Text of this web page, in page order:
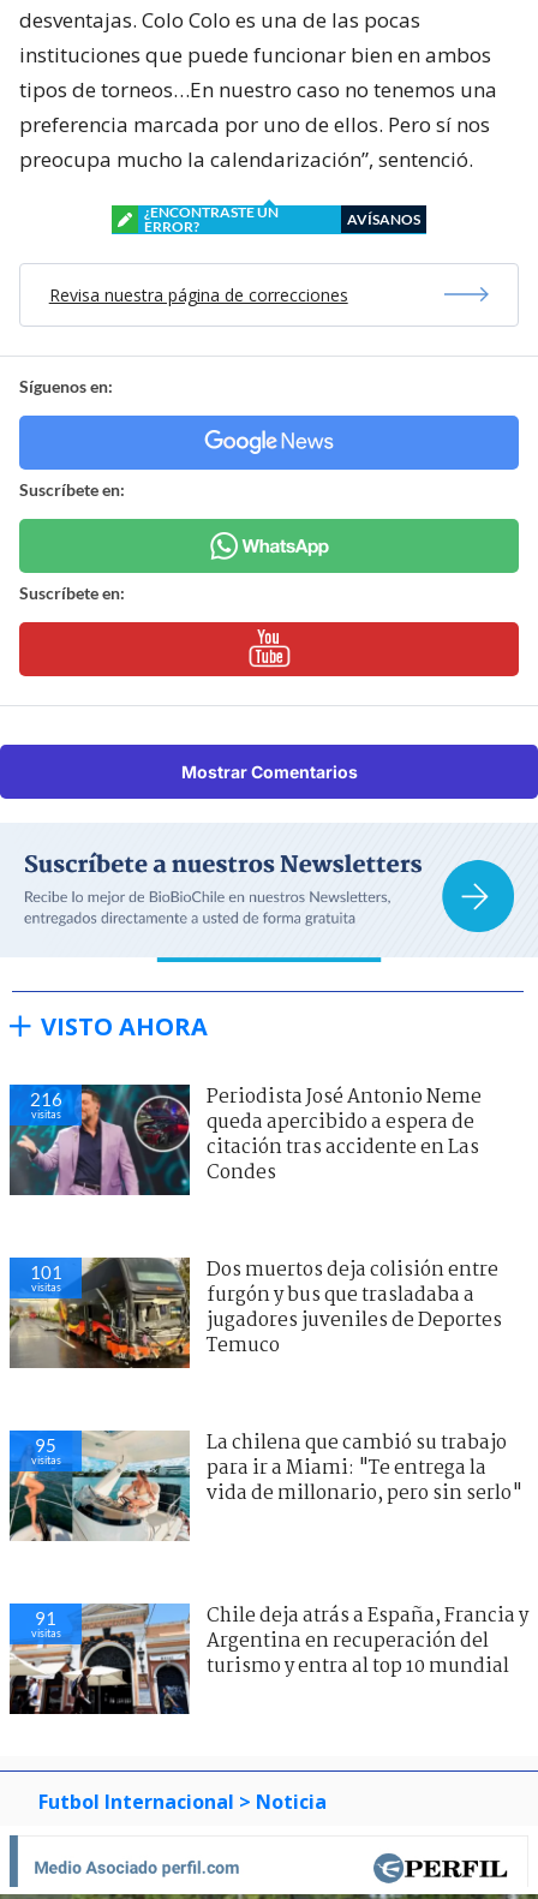
desventajas. Colo Colo es una de las pocas
instituciones que puede funcionar bien en ambos
tipos de torneos…En nuestro caso no tenemos una
preferencia marcada por uno de ellos. Pero sí nos
preocupa mucho la calendarización”, sentenció.
¿ENCONTRASTE UN
ERROR?
AVÍSANOS
Revisa nuestra página de correcciones
Síguenos en:
Suscríbete en:
Suscríbete en:
Mostrar Comentarios
VISTO AHORA
216
visitas
Periodista José Antonio Neme
queda apercibido a espera de
citación tras accidente en Las
Condes
101
visitas
Dos muertos deja colisión entre
furgón y bus que trasladaba a
jugadores juveniles de Deportes
Temuco
95
visitas
La chilena que cambió su trabajo
para ir a Miami: "Te entrega la
vida de millonario, pero sin serlo"
91
visitas
Chile deja atrás a España, Francia y
Argentina en recuperación del
turismo y entra al top 10 mundial
Futbol Internacional > Noticia